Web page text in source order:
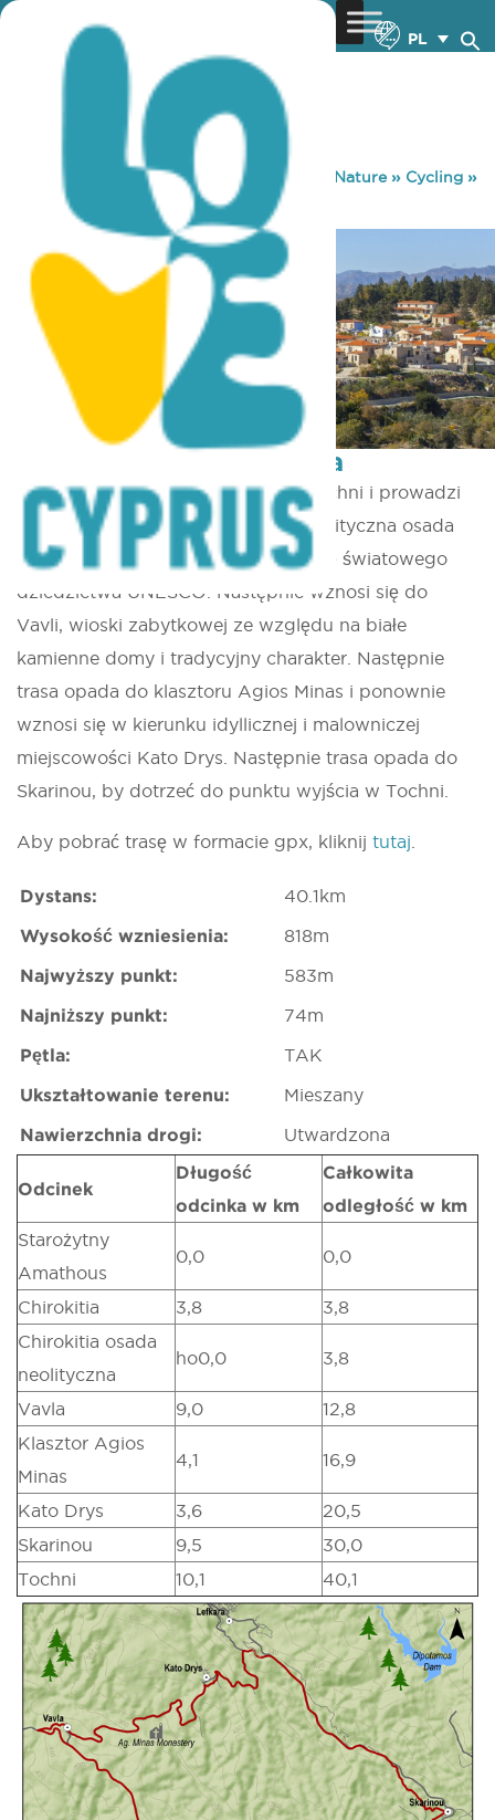
PL
You are here: Home» Discover Cyprus Nature» Cycling »
Tradycyjne wioski – łatwa
Tradycyjne wioski – łatwa
Trasa rozpoczyna się w pięknym Tochni i prowadzi
do Chirokitia, gdzie znajduje się neolityczna osada
Chirokitia, od 1998 r. wpisana na listę światowego
dziedzictwa UNESCO. Następnie wznosi się do
Vavli, wioski zabytkowej ze względu na białe
kamienne domy i tradycyjny charakter. Następnie
trasa opada do klasztoru Agios Minas i ponownie
wznosi się w kierunku idyllicznej i malowniczej
miejscowości Kato Drys. Następnie trasa opada do
Skarinou, by dotrzeć do punktu wyjścia w Tochni.
Aby pobrać trasę w formacie gpx, kliknij tutaj
Dystans:
40.1km
Wysokość wzniesienia:
818m
Najwyższy punkt:
583m
Najniższy punkt:
74m
Pętla:
TAK
Ukształtowanie terenu:
Mieszany
Nawierzchnia drogi:
Utwardzona
Odcinek
Długość
odcinka w km
Całkowita
odległość w km
Starożytny
Amathous
0,0 0,0
Chirokitia 3,8
3,8
Chirokitia osada
neolityczna
ho0,0 3,8
Vavla 9,0
12,8
Klasztor Agios
Minas
4,1 16,9
Kato Drys 3,6
20,5
Skarinou
9,5
30,0
Tochni
10,1 40,1